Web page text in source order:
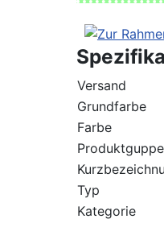
Versand
Grundfarbe
Farbe
Produktguppe
Typ
Kategorie